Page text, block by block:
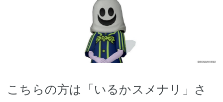
こちらの方は「いるかスメナリ」さ